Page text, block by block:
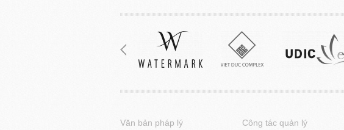
Văn bản pháp lý Công tác quản lý